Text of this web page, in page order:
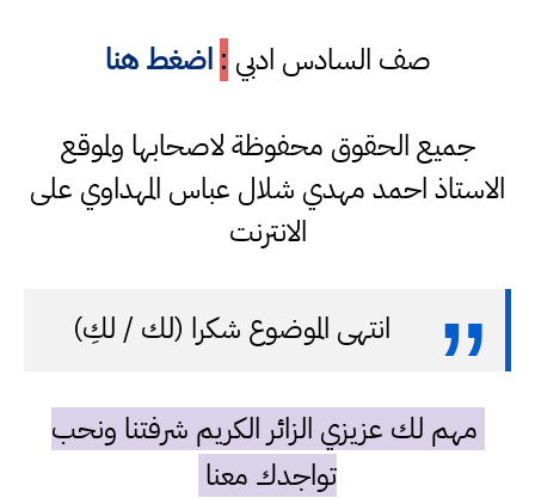
صف السادس ادبي : اضغط هنا
جميع الحقوق محفوظة لاصحابها ولموقع
الاستاذ احمد مهدي شلال عباس المهداوي على
الانترنت
انتهى الموضوع شكرا (لك / لكِ)
مهم لك عزيزي الزائر الكريم شرفتنا ونحب
تواجدك معنا